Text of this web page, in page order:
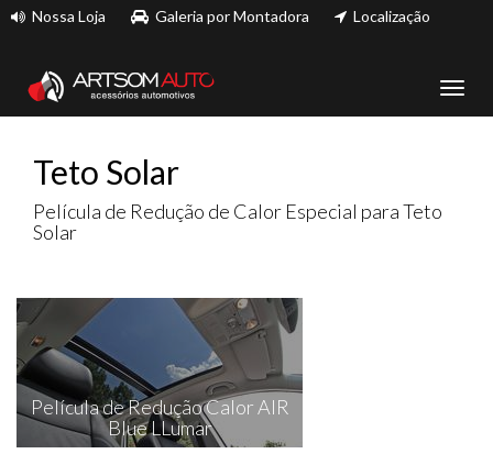
Nossa Loja Galeria por Montadora Localização
Teto Solar
Película de Redução de Calor Especial para Teto
Solar
Película de Redução Calor AIR
Blue LLumar